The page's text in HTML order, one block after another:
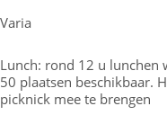
Varia
Lunch: rond 12 u lunchen
50 plaatsen beschikbaar.
picknick mee te brengen